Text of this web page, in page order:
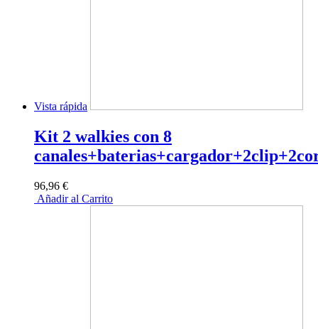
Vista rápida
Kit 2 walkies con 8
96,96 €
Añadir al Carrito